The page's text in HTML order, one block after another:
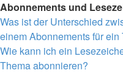
Abonnements und
Was ist der Unterschied
einem Abonnements für
Wie kann ich ein
Thema abonnieren?